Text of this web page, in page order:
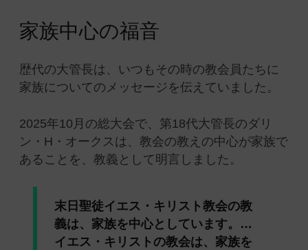
家族中心の福音
歴代の大管長は、いつもその時の教会員たちに
家族についてのメッセージを伝えていました。
2025年10月の総大会で、第18代大管長のダリ
ン・H・オークスは、教会の教えの中心が家族で
あることを、教義として明言しました。
末日聖徒イエス・キリスト教会の教
義は、家族を中心としています。…
イエス・キリストの教会は、家族を